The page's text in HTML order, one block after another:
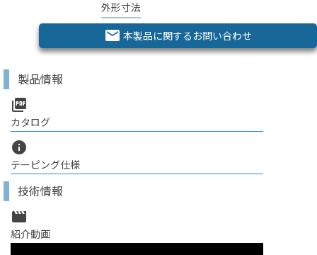
外形寸法
email 本製品に関するお問い合わせ
製品情報
picture_as_pdf
カタログ
info
テーピング仕様
技術情報
movie
紹介動画